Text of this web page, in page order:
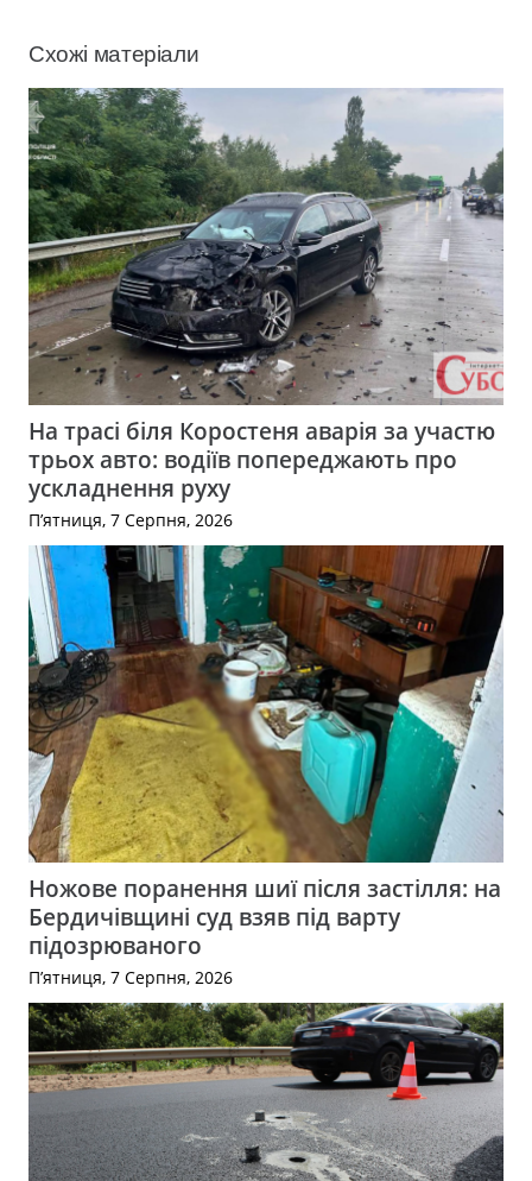
Схожі матеріали
На трасі біля Коростеня аварія за участю
трьох авто: водіїв попереджають про
ускладнення руху
П’ятниця, 7 Серпня, 2026
Ножове поранення шиї після застілля: на
Бердичівщині суд взяв під варту
підозрюваного
П’ятниця, 7 Серпня, 2026